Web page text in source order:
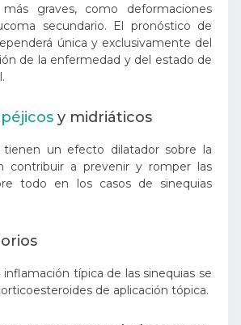
más graves, como deformaciones
secundario. El pronóstico de
única y exclusivamente del
de la enfermedad y del estado de
y midriáticos
tienen un efecto dilatador sobre la
contribuir a prevenir y romper las
todo en los casos de sinequias
típica de las sinequias se
de aplicación tópica.